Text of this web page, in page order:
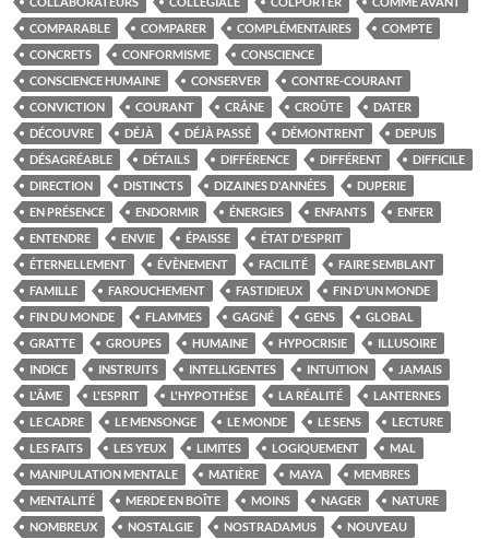
COMPARABLE
COMPARER COMPLÉMENTAIRES
COMPTE
CONCRETS
CONFORMISME
CONSCIENCE
CONSCIENCE HUMAINE
CONSERVER
CONTRE-COURANT
CONVICTION
COURANT CRÂNE CROÛTE
DATER
DÉCOUVRE
DÉJÀ DÉJÀ PASSÉ DÉMONTRENT
DEPUIS
DÉSAGRÉABLE
DÉTAILS DIFFÉRENCE DIFFÉRENT
DIFFICILE
DIRECTION
DISTINCTS DIZAINES D'ANNÉES
DUPERIE
EN PRÉSENCE
ENDORMIR ÉNERGIES ENFANTS
ENFER
ENTENDRE
ENVIE ÉPAISSE
ÉTAT D'ESPRIT
ÉTERNELLEMENT
ÉVÈNEMENT FACILITÉ
FAIRE SEMBLANT
FAMILLE
FAROUCHEMENT FASTIDIEUX
FIN D'UN MONDE
FIN DU MONDE
FLAMMES GAGNÉ GENS
GLOBAL
GRATTE
GROUPES HUMAINE HYPOCRISIE
ILLUSOIRE
INDICE
INSTRUITS INTELLIGENTES INTUITION
JAMAIS
L'ÂME
L'ESPRIT L'HYPOTHÈSE LA RÉALITÉ
LANTERNES
LE CADRE
LE MENSONGE LE MONDE LE SENS
LECTURE
LES FAITS
LES YEUX LIMITES LOGIQUEMENT
MAL
MANIPULATION MENTALE
MATIÈRE MAYA
MEMBRES
MENTALITÉ
MERDE EN BOÎTE MOINS NAGER
NATURE
NOMBREUX
NOSTALGIE NOSTRADAMUS
NOUVEAU